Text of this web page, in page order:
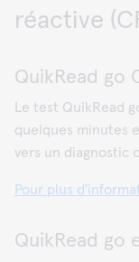
réactive
QuikRead go
Le test QuikRead
quelques minutes
vers un diagnostic
Pour plus
QuikRead go